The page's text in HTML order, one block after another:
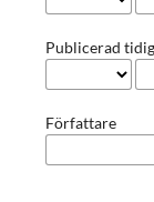
Publicerad
Författare